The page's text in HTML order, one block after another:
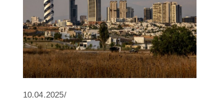
10.04.2025/